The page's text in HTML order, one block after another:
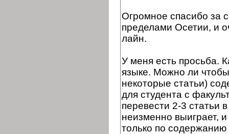
Огромное спасибо за
пределами Осетии, и
лайн.
У меня есть просьба.
языке. Можно ли
некоторые статьи)
для студента с
перевести 2-3 статьи
неизменно выиграет,
только по